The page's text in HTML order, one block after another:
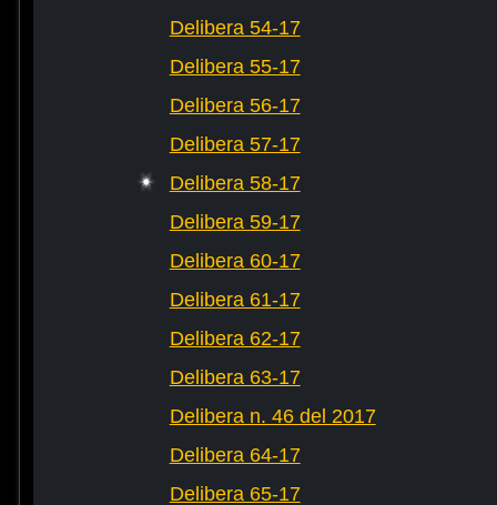
Delibera 54-17
Delibera 55-17
Delibera 56-17
Delibera 57-17
Delibera 58-17
Delibera 59-17
Delibera 60-17
Delibera 61-17
Delibera 62-17
Delibera 63-17
Delibera n. 46 del 2017
Delibera 64-17
Delibera 65-17